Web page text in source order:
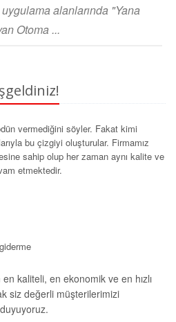
alanlarında "Yana
Otoma ...
vermediğini söyler. Fakat kimi
bu çizgiyi oluşturular. Firmamız
sahip olup her zaman aynı kalite ve
etmektedir.
kaliteli, en ekonomik ve en hızlı
siz değerli müşterilerimizi